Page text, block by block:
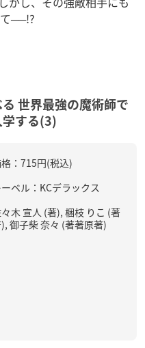
──!?
世界最強の魔術師で
学する(3)
：715円(税込)
ーベル：KCデラックス
木 宣人 (著), 梱枝 りこ (著
御子柴 奈々 (著著原著)